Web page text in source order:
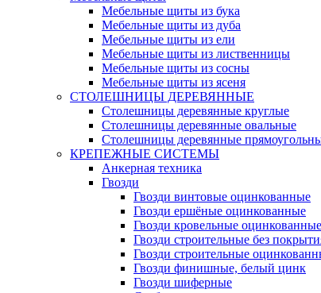
Мебельные щиты из бука
Мебельные щиты из дуба
Мебельные щиты из ели
Мебельные щиты из лиственницы
Мебельные щиты из сосны
Мебельные щиты из ясеня
СТОЛЕШНИЦЫ ДЕРЕВЯННЫЕ
Столешницы деревянные круглые
Столешницы деревянные овальные
Столешницы деревянные
КРЕПЕЖНЫЕ СИСТЕМЫ
Анкерная техника
Гвозди
Гвозди винтовые оцинкованные
Гвозди ершёные оцинкованные
Гвозди кровельные оцинкованные
Гвозди строительные без
Гвозди строительные
Гвозди финишные, белый цинк
Гвозди шиферные